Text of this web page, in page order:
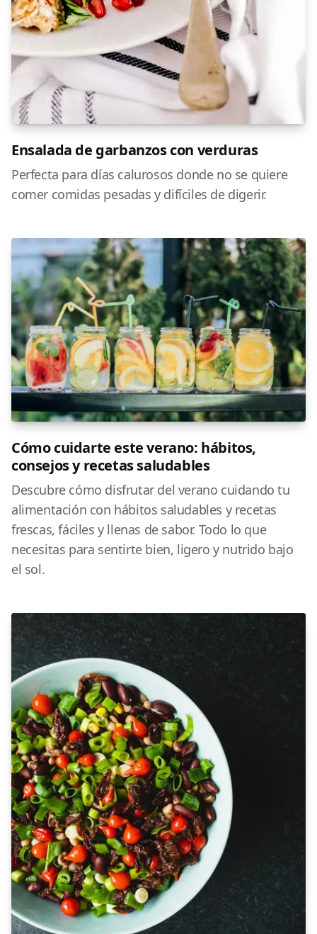
Ensalada de garbanzos con verduras
Perfecta para días calurosos donde no se quiere
comer comidas pesadas y difíciles de digerir.
Cómo cuidarte este verano: hábitos,
consejos y recetas saludables
Descubre cómo disfrutar del verano cuidando tu
alimentación con hábitos saludables y recetas
frescas, fáciles y llenas de sabor. Todo lo que
necesitas para sentirte bien, ligero y nutrido bajo
el sol.